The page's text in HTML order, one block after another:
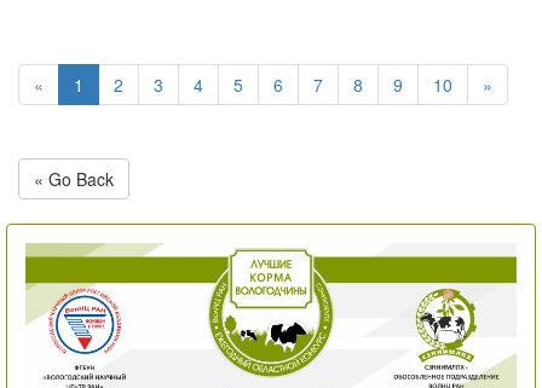
« 1 2 3 4 5 6 7 8 9 10 »
« Go Back